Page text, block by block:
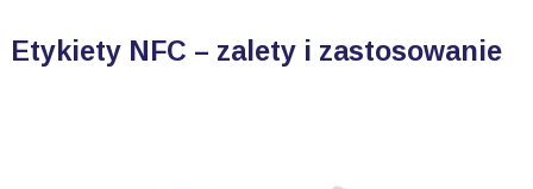
Etykiety NFC – zalety i zastosowanie